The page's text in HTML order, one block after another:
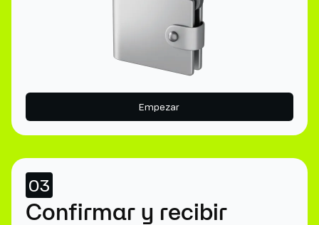
Empezar
03
Confirmar y recibir